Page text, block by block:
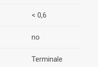
< 0,6
no
Terminale